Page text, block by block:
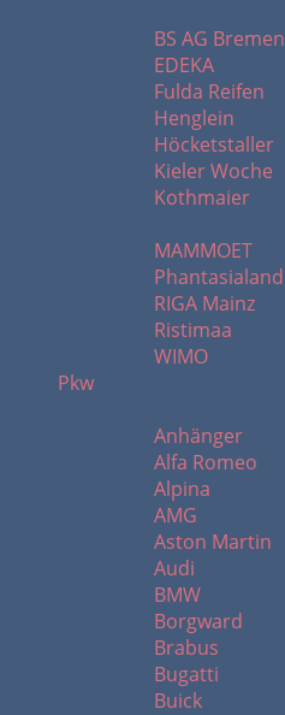
BS AG Bremen
EDEKA
Fulda Reifen
Henglein
Höcketstaller
Kieler Woche
Kothmaier
MAMMOET
Phantasialand
RIGA Mainz
Ristimaa
WIMO
Pkw
Anhänger
Alfa Romeo
Alpina
AMG
Aston Martin
Audi
BMW
Borgward
Brabus
Bugatti
Buick